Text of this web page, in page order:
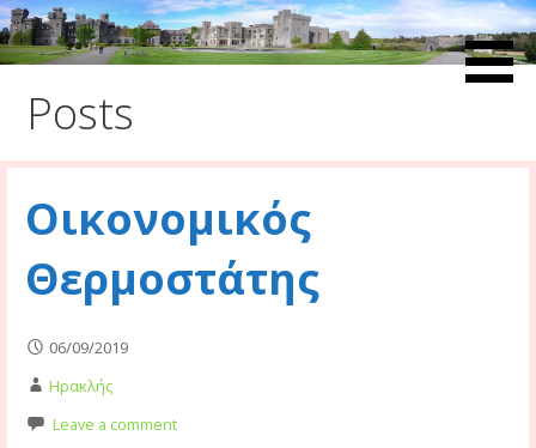
Skip
to Ευ Ζην Blog
Ευ Ζην Blog
Posts
Οικονομικός
Θερμοστάτης
06/09/2019
Ηρακλής
Leave a comment